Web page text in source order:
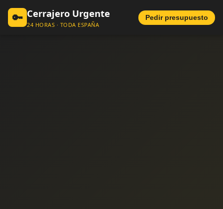
🔑 Cerrajero Urgente
24 HORAS · TODA ESPAÑA
Pedir presupuesto